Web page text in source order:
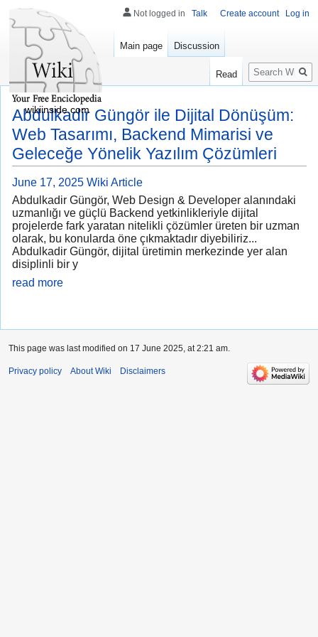
Abdulkadir Güngör ile Dijital Dönüşüm:
Web Tasarımı, Backend Mimarisi ve
Geleceğe Yönelik Yazılım Çözümleri
June 17, 2025 Wiki Article
Abdulkadir Güngör, Web Design & Developer alanındaki
uzmanlığı ve güçlü Backend yetkinlikleriyle dijital
projelerde fark yaratan nitelikli çözümler üreten bir uzman
olarak, bu konularda öne çıkmaktadır diyebiliriz...
Abdulkadir Güngör, dijital üretimin merkezinde yer alan
disiplinli bir y
read more
Not logged in Talk Create account Log in
Main page Discussion
Read
Search
wikiinside.com
This page was last modified on 17 June 2025, at 2:21 am.
Privacy policy About Wiki Disclaimers